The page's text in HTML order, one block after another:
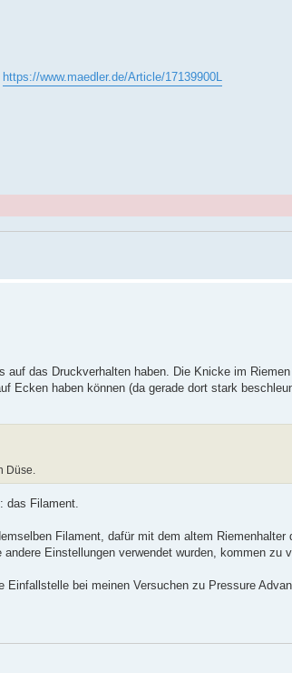
https://www.maedler.de/Article/17139900L
das Druckverhalten haben. Die Knicke im
haben können (da gerade dort stark
Düse.
das Filament.
Filament, dafür mit dem altem Riemenhalter
Einstellungen verwendet wurden, kommen zu
bei meinen Versuchen zu Pressure